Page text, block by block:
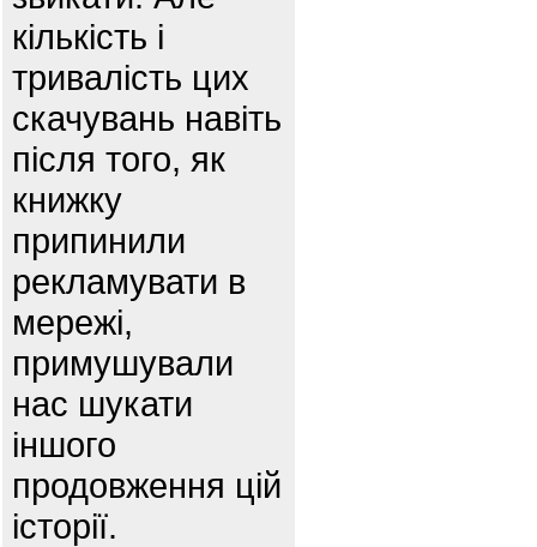
кількість і
тривалість цих
скачувань навіть
після того, як
книжку
припинили
рекламувати в
мережі,
примушували
нас шукати
іншого
продовження цій
історії.